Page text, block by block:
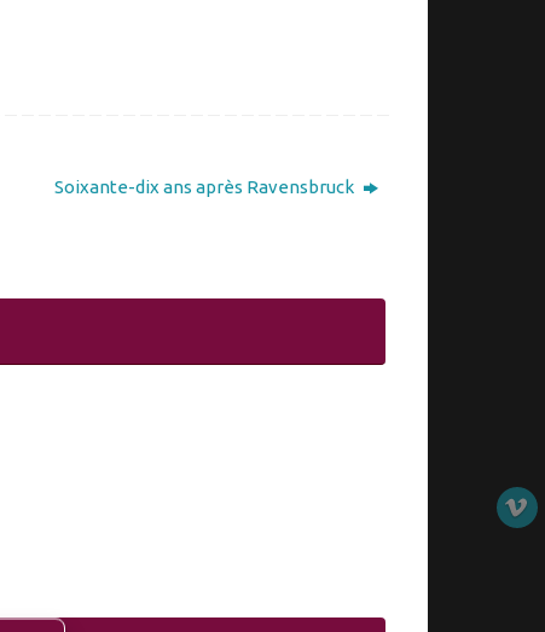
Soixante-dix ans après Ravensbruck